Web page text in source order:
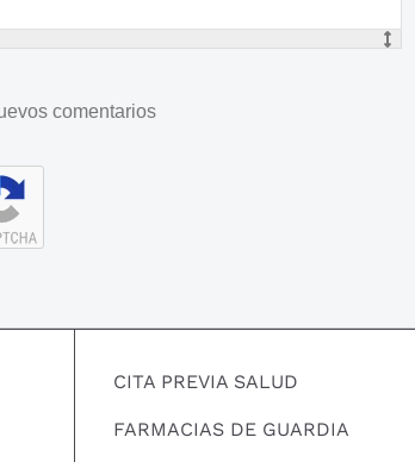
comentarios
CITA PREVIA SALUD
FARMACIAS DE GUARDIA